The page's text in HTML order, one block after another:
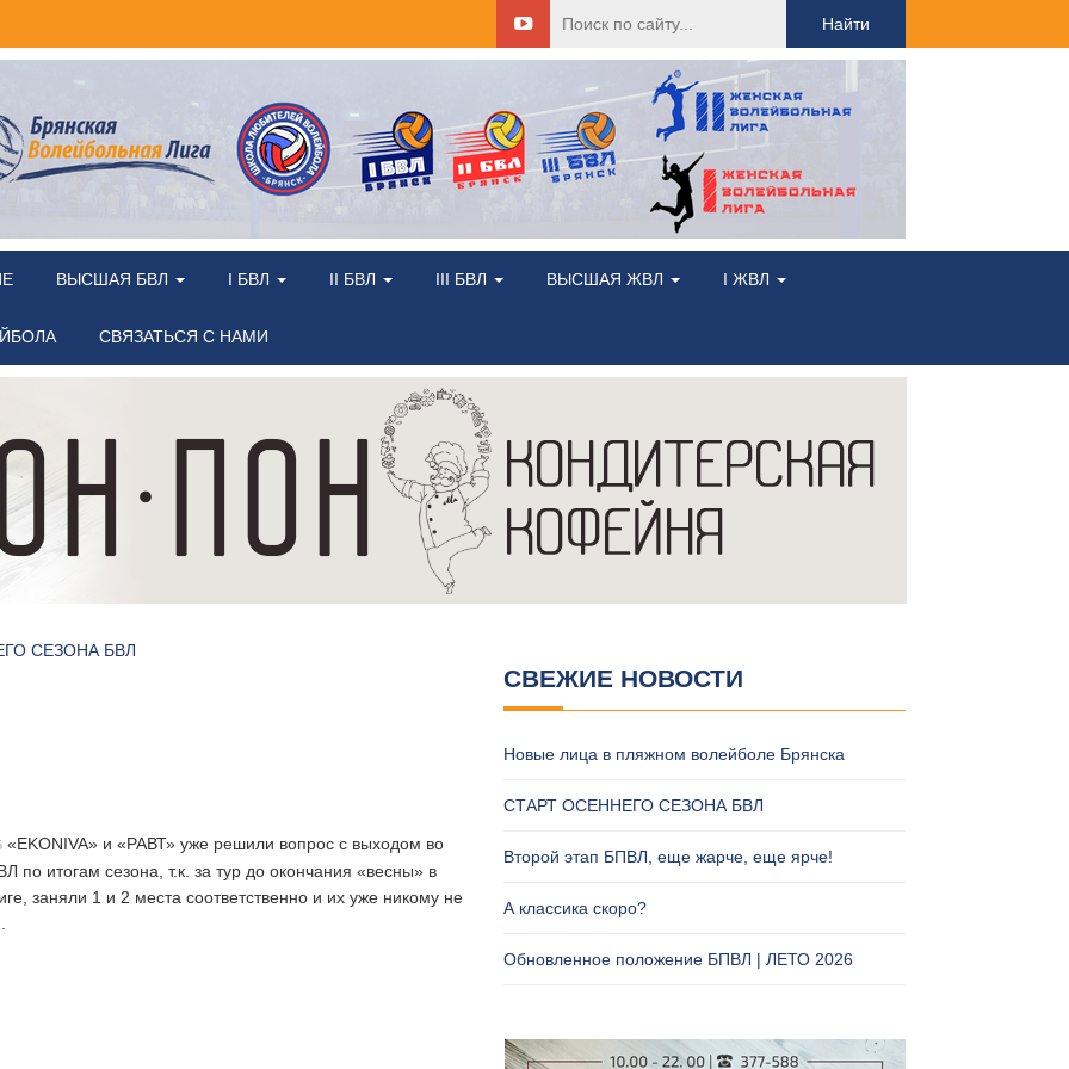
ВЫСШАЯ БВЛ I БВЛ II БВЛ III БВЛ ВЫСШАЯ ЖВЛ I ЖВЛ
СВЯЗАТЬСЯ С НАМИ
СЕЗОНА БВЛ
БПВЛ | ЛЕТО 2026
волейболе Брянска
«EKONIVA» и «РАВТ» уже решили вопрос с выходом во
по итогам сезона, т.к. за тур до окончания «весны» в
заняли 1 и 2 места соответственно и их уже никому не
СВЕЖИЕ НОВОСТИ
Новые лица в пляжном волейболе Брянска
СТАРТ ОСЕННЕГО СЕЗОНА БВЛ
Второй этап БПВЛ, еще жарче, еще ярче!
А классика скоро?
Обновленное положение БПВЛ | ЛЕТО 2026